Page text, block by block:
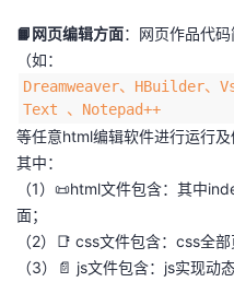
📙网页编辑方面：网页作品代
（如：
Dreamweaver、HBuilder、
Text 、Notepad++
等任意html编辑软件进行运行及
其中：
（1）📜html文件包含：其中
面；
（2）📑 css文件包含：css全
（3）📄 js文件包含：js实现动